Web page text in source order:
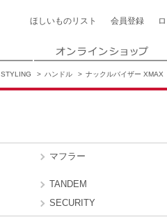
ほしいもの リスト 会員登録
STYLING ハンドル ナックルバイザー XMAX
マフラー
TANDEM
SECURITY